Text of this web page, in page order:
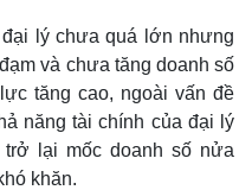
lý chưa quá lớn nhưng
và chưa tăng doanh số
tăng cao, ngoài vấn đề
năng tài chính của đại lý
lại mốc doanh số nửa
khăn.